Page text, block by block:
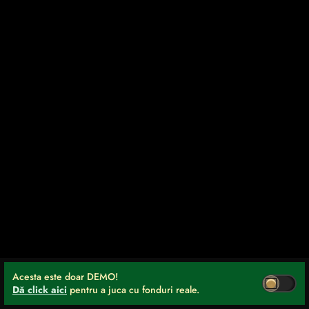
Acesta este doar DEMO!
Dă click aici pentru a juca cu fonduri reale.